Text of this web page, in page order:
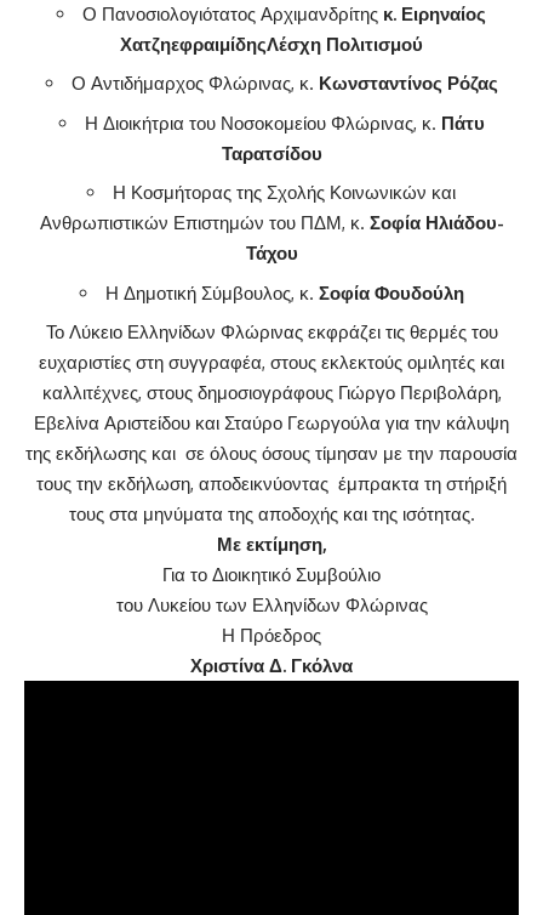
Ο Πανοσιολογιότατος Αρχιμανδρίτης κ. Ειρηναίος
ΧατζηεφραιμίδηςΛέσχη Πολιτισμού
Ο Αντιδήμαρχος Φλώρινας, κ. Κωνσταντίνος Ρόζας
Η Διοικήτρια του Νοσοκομείου Φλώρινας, κ. Πάτυ
Ταρατσίδου
Η Κοσμήτορας της Σχολής Κοινωνικών και
Ανθρωπιστικών Επιστημών του ΠΔΜ, κ. Σοφία Ηλιάδου-
Τάχου
Η Δημοτική Σύμβουλος, κ. Σοφία Φουδούλη
Το Λύκειο Ελληνίδων Φλώρινας εκφράζει τις θερμές του
ευχαριστίες στη συγγραφέα, στους εκλεκτούς ομιλητές και
καλλιτέχνες, στους δημοσιογράφους Γιώργο Περιβολάρη,
Εβελίνα Αριστείδου και Σταύρο Γεωργούλα για την κάλυψη
της εκδήλωσης και σε όλους όσους τίμησαν με την παρουσία
τους την εκδήλωση, αποδεικνύοντας έμπρακτα τη στήριξή
τους στα μηνύματα της αποδοχής και της ισότητας.
Με εκτίμηση,
Για το Διοικητικό Συμβούλιο
του Λυκείου των Ελληνίδων Φλώρινας
Η Πρόεδρος
Χριστίνα Δ. Γκόλνα